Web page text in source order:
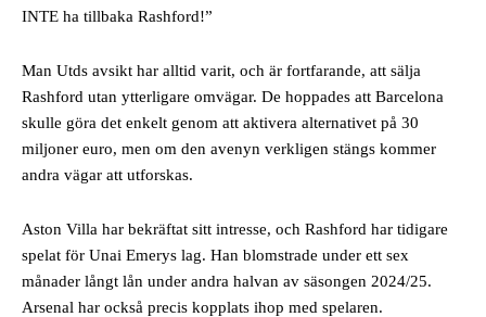
INTE ha tillbaka Rashford!”
Man Utds avsikt har alltid varit, och är fortfarande, att sälja
Rashford utan ytterligare omvägar. De hoppades att Barcelona
skulle göra det enkelt genom att aktivera alternativet på 30
miljoner euro, men om den avenyn verkligen stängs kommer
andra vägar att utforskas.
Aston Villa har bekräftat sitt intresse, och Rashford har tidigare
spelat för Unai Emerys lag. Han blomstrade under ett sex
månader långt lån under andra halvan av säsongen 2024/25.
Arsenal har också precis kopplats ihop med spelaren.